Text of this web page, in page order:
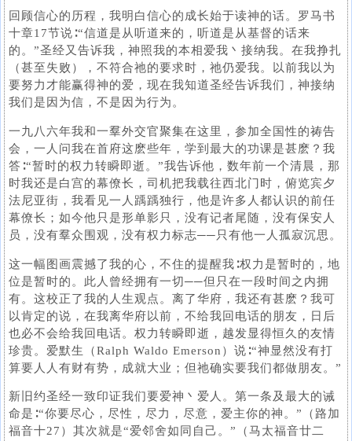
回顾信心的历程，我明白信心的成长始于读神的话。罗马书
十章17节说∶“信道是从听道来的，听道是从基督的话来
的。”圣经又告诉我，神照我的本相爱我丶接纳我。在我挣扎
（甚至失败），不符合祂的要求时，祂仍爱我。以前我以为
要努力才能赢得神的爱，现在我知道圣经告诉我们，神接纳
我们是因为信，不是因为行为。
一九八六年我和一羣外交官聚集在这里，参加全国性的祷告
会，一人问我在首府这麽些年，学到最大的功课是甚麽？我
答∶“暂时的权力转瞬即逝。”我告诉他，数年前一个清晨，那
时我还是白宫的幕僚长，司机把我载往西北门时，俯览宾夕
法尼亚街，我看见一人踽踽独行，他是许多人都认识的前任
幕僚长；如今他只是形单影只，没有记者尾随，没有保安人
员，没有羣众围观，没有权力标志──只有他一人孤寂沉思。
这一幅图画震撼了我的心，不住的提醒我∶权力是暂时的，地
位是暂时的。此人曾经拥有一切──但只在一段时间之内拥
有。这校正了我的人生观点。离了华府，我还有甚麽？我可
以肯定的说，在我离华府以前，不给我回电话的朋友，日后
也必不会给我回电话。权力转瞬即逝，越发显得恒久的友情
珍贵。爱默生（Ralph Waldo Emerson）说∶“神显然没有打
算要人人有财有势，成就大业；但祂确实要我们都做朋友。”
新旧约圣经一致印证我们要爱神丶爱人。第一条及最大的诫
命是∶“你要尽心，尽性，尽力，尽意，爱主你的神。”（路加
福音十27）其次就是“爱邻舍如同自己。”（马太福音廿二